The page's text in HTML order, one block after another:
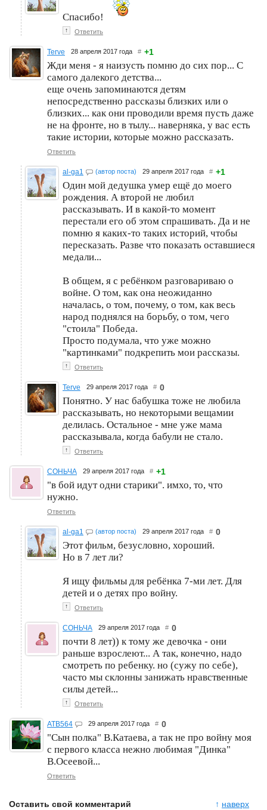
Спасибо!
↑ Ответить
Terve 28 апреля 2017 года # +1
Жди меня - я наизусть помню до сих пор... С
самого далекого детства...
еще очень запоминаются детям
непосредственно рассказы близких или о
близких... как они проводили время пусть даже
не на фронте, но в тылу... наверняка, у вас есть
такие истории, которые можно рассказать.
Ответить
al-ga1 (автор поста) 29 апреля 2017 года # +1
Один мой дедушка умер ещё до моего
рождения. А второй не любил
рассказывать. И в какой-то момент
перестали его об этом спрашивать. Да и не
помню я каких-то таких историй, чтобы
пересказать. Разве что показать оставшиеся
медали...
В общем, я с ребёнком разговариваю о
войне. О том, как она неожиданно
началась, о том, почему, о том, как весь
народ поднялся на борьбу, о том, чего
"стоила" Победа.
Просто подумала, что уже можно
"картинками" подкрепить мои рассказы.
↑ Ответить
Terve 29 апреля 2017 года # 0
Понятно. У нас бабушка тоже не любила
рассказывать, но некоторыми вещамии
делилась. Остальное - мне уже мама
рассказывала, когда бабули не стало.
↑ Ответить
СОНЬЧА 29 апреля 2017 года # +1
"в бой идут одни старики". имхо, то, что
нужно.
Ответить
al-ga1 (автор поста) 29 апреля 2017 года # 0
Этот фильм, безусловно, хороший.
Но в 7 лет ли?
Я ищу фильмы для ребёнка 7-ми лет. Для
детей и о детях про войну.
↑ Ответить
СОНЬЧА 29 апреля 2017 года # 0
почти 8 лет)) к тому же девочка - они
раньше взрослеют... А так, конечно, надо
смотреть по ребенку. но (сужу по себе),
часто мы склонны занижать нравственные
силы детей...
↑ Ответить
ATB564 29 апреля 2017 года # 0
"Сын полка" В.Катаева, а так не про войну моя
с первого класса нежно любимая "Динка"
В.Осеевой...
Ответить
↑ наверх
Оставить свой комментарий